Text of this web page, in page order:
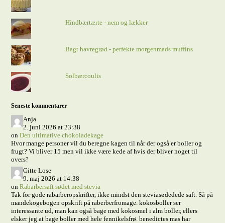
Hindbærtærte - nem og lækker
Bagt havregrød - perfekte morgenmads muffins
Solbærcoulis
Seneste kommentarer
Anja
2. juni 2026 at 23:38
onDen ultimative chokoladekage
Hvor mange personer vil du beregne kagen til når der også er boller og
frugt? Vi bliver 15 men vil ikke være kede af hvis der bliver noget til
overs?
Gitte Lose
9. maj 2026 at 14:38
onRabarbersaft sødet med stevia
Tak for gode rabarberopskrifter, ikke mindst den steviasødedede saft. Så på
mandekogebogen opskrift på raberberfromage. kokosboller ser
interessante ud, man kan også bage med kokosmel i alm boller, ellers
elsker jeg at bage boller med hele fennikelsfrø. benedictes mas har